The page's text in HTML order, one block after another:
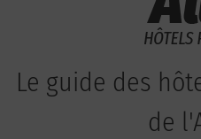
Le guide des
de